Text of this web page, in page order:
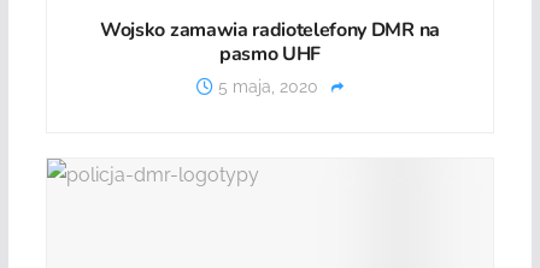
Wojsko zamawia radiotelefony DMR na
pasmo UHF
5 maja, 2020